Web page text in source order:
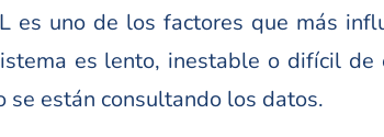
es uno de los factores que más
es lento, inestable o difícil
se están consultando los datos.